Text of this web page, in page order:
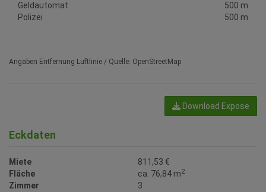
Geldautomat
500 m
Polizei
500 m
Angaben Entfernung Luftlinie / Quelle: OpenStreetMap
Download Expose
Eckdaten
Miete
811,53 €
Fläche
ca. 76,84 m2
Zimmer 3